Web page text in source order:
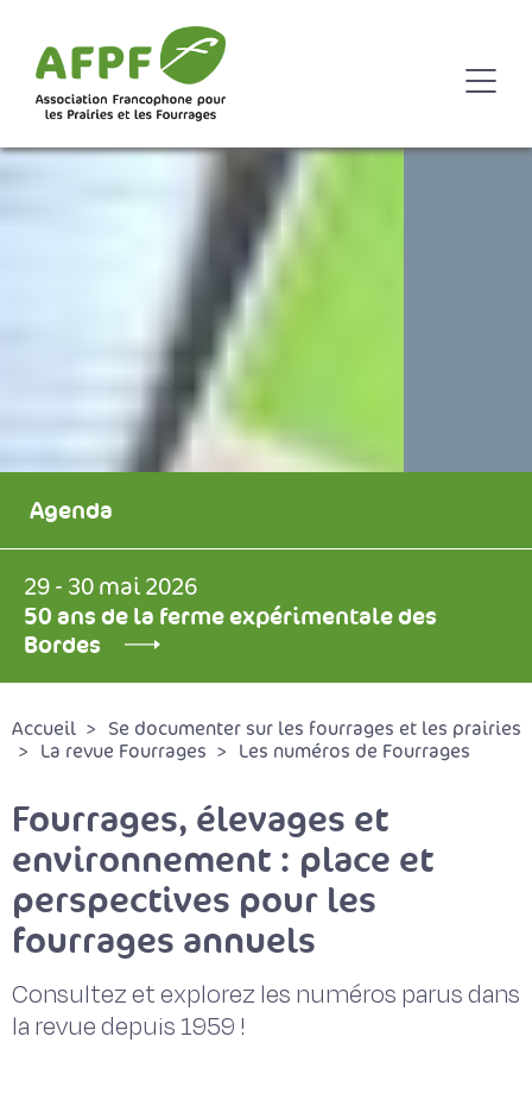
Agenda
29 - 30 mai 2026
50 ans de la ferme expérimentale des
Bordes
Accueil
Se documenter sur les fourrages et les prairies
La revue Fourrages
Les numéros de Fourrages
Fourrages, élevages et
environnement : place et
perspectives pour les
fourrages annuels
Consultez et explorez les numéros parus dans
la revue depuis 1959 !